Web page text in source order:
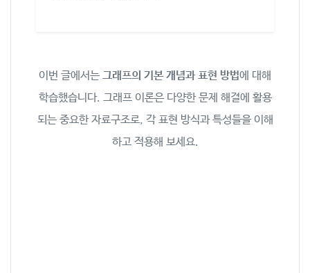
이번 글에서는 그래프의 기본 개념과 표현 방법에 대해
학습했습니다. 그래프 이론은 다양한 문제 해결에 활용
되는 중요한 자료구조로, 각 표현 방식과 특성들을 이해
하고 적용해 보세요.